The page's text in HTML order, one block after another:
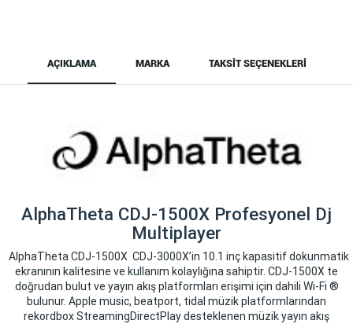
AÇIKLAMA MARKA TAKSIT SEÇENEKLERI
AlphaTheta CDJ-1500X Profesyonel Dj
Multiplayer
AlphaTheta CDJ-1500X CDJ-3000X’in 10.1 inç kapasitif dokunmatik
ekranının kalitesine ve kullanım kolaylığına sahiptir. CDJ-1500X te
doğrudan bulut ve yayın akış platformları erişimi için dahili Wi-Fi ®
bulunur. Apple music, beatport, tidal müzik platformlarından
rekordbox StreamingDirectPlay desteklenen müzik yayın akış